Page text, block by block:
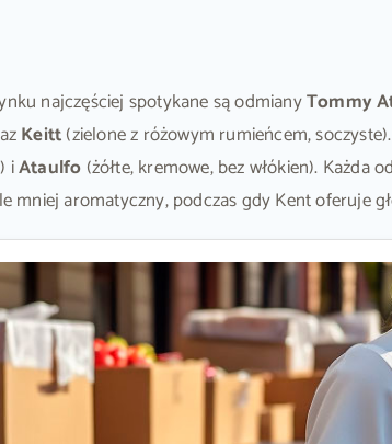
najczęściej spotykane są odmianyTommy
Keitt(zielone z różowym rumieńcem,
iAtaulfo (żółte, kremowe, bez włókien).
mniej aromatyczny, podczas gdy Kent oferuje